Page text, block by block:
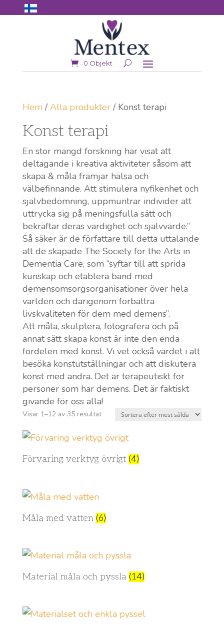
0 Objekt
Hem/Alla produkter/ Konst terapi
Konst terapi
En stor mängd forskning har visat att
deltagande i kreativa aktiviteter såsom att
skapa & måla främjar hälsa och
välbefinnande. Att stimulera nyfikenhet och
självbedömning, uppmuntrar individer att
uttrycka sig på meningsfulla sätt och
bekräftar deras värdighet och självvärde.”
Så säker är de författare till detta uttalande
att de skapade The Society for the Arts in
Dementia Care, som “syftar till att sprida
kunskap och etablera band med
demensomsorgsorganisationer över hela
världen och därigenom förbättra
livskvaliteten för dem med demens”.
Att måla, skulptera, fotografera och på
annat sätt skapa konst är inte den enda
fördelen med konst. Vi vet också värdet i att
besöka konstutställningar och att diskutera
konst med andra. Det är terapeutiskt för
personer som har demens. Det är faktiskt
givande för oss alla!
Visar 1–12 av 35 resultatSortera
popularitet
Förvaring verktyg övrigt (4)
Måla med vatten (6)
Material måla och pyssla (14)